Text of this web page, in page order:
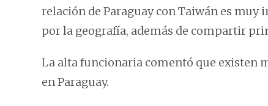
relación de Paraguay con Taiwán es
por la geografía, además de compartir
La alta funcionaria comentó que existen
en Paraguay.